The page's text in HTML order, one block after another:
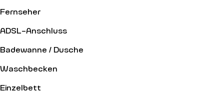
Fernseher
ADSL-Anschluss
Badewanne / Dusche
Waschbecken
Einzelbett